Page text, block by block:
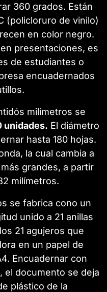
360 grados. Están
(policloruro de vinilo)
en color negro.
presentaciones, es
de estudiantes o
encuadernados
milímetros se
unidades. El diámetro
hasta 180 hojas.
la cual cambia a
grandes, a partir
milímetros.
se fabrica cono un
unido a 21 anillas
21 agujeros que
en un papel de
Encuadernar con
el documento se deja
plástico de la